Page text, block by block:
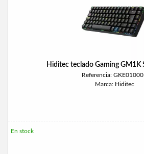
Hiditec teclado Gaming GM1K
Referencia:
Marca: Hiditec
En stock